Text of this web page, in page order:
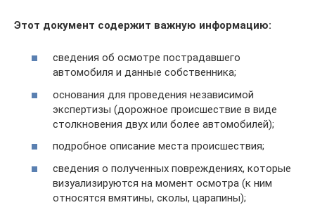
Этот документ содержит важную информацию:
сведения об осмотре пострадавшего
автомобиля и данные собственника;
основания для проведения независимой
экспертизы (дорожное происшествие в виде
столкновения двух или более автомобилей);
подробное описание места происшествия;
сведения о полученных повреждениях, которые
визуализируются на момент осмотра (к ним
относятся вмятины, сколы, царапины);